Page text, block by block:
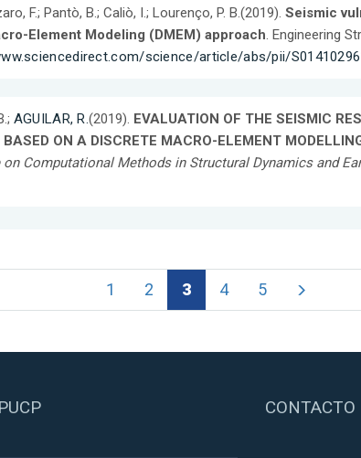
F.; Pantò, B.; Caliò, I.; Lourenço, P. B.(2019). Seismic
Element Modeling (DMEM) approach. Engineering
science/article/abs/pii/
AGUILAR, R.(2019). EVALUATION OF THE SEISMIC
BASED ON A DISCRETE MACRO-ELEMENT
Computational Methods in Structural Dynamics and
1 2 3 4 5
CONTACTO